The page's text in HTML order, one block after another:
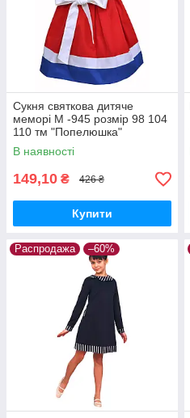
Сукня святкова дитяче
меморі М -945 розмір 98 104
110 тм "Попелюшка"
В наявності
149,10 ₴ 426 ₴
Купити
Распродажа –60%